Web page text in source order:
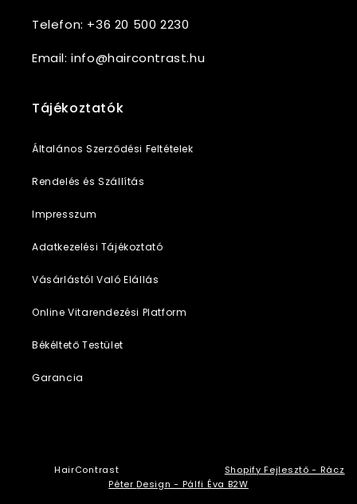
Telefon: +36 20 500 2230
Email: info@haircontrast.hu
Tájékoztatók
Általános Szerződési Feltételek
Rendelés és Szállítás
Impresszum
Adatkezelési Tájékoztató
Vásárlástól Való Elállás
Online Vitarendezési Platform
Békéltető Testület
Garancia
HairContrast
Shopify Fejlesztő - Rácz
PéterDesign - Pálfi Éva B2W